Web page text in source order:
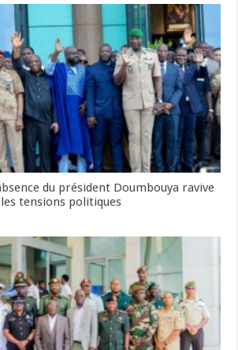
du président Doumbouya ravive
les tensions politiques